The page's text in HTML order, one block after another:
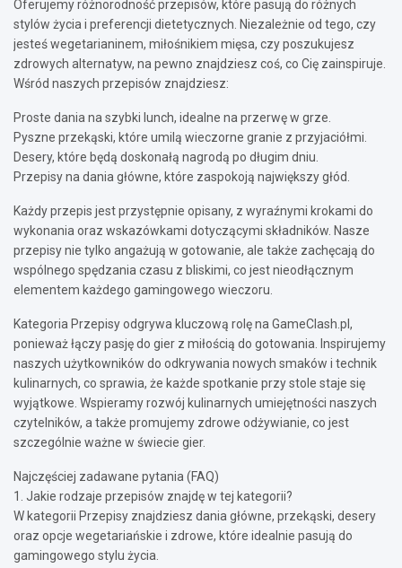
Oferujemy różnorodność przepisów, które pasują do różnych
stylów życia i preferencji dietetycznych. Niezależnie od tego, czy
jesteś wegetarianinem, miłośnikiem mięsa, czy poszukujesz
zdrowych alternatyw, na pewno znajdziesz coś, co Cię zainspiruje.
Wśród naszych przepisów znajdziesz:
Proste dania na szybki lunch, idealne na przerwę w grze.
Pyszne przekąski, które umilą wieczorne granie z przyjaciółmi.
Desery, które będą doskonałą nagrodą po długim dniu.
Przepisy na dania główne, które zaspokoją największy głód.
Każdy przepis jest przystępnie opisany, z wyraźnymi krokami do
wykonania oraz wskazówkami dotyczącymi składników. Nasze
przepisy nie tylko angażują w gotowanie, ale także zachęcają do
wspólnego spędzania czasu z bliskimi, co jest nieodłącznym
elementem każdego gamingowego wieczoru.
Kategoria Przepisy odgrywa kluczową rolę na GameClash.pl,
ponieważ łączy pasję do gier z miłością do gotowania. Inspirujemy
naszych użytkowników do odkrywania nowych smaków i technik
kulinarnych, co sprawia, że każde spotkanie przy stole staje się
wyjątkowe. Wspieramy rozwój kulinarnych umiejętności naszych
czytelników, a także promujemy zdrowe odżywianie, co jest
szczególnie ważne w świecie gier.
Najczęściej zadawane pytania (FAQ)
1. Jakie rodzaje przepisów znajdę w tej kategorii?
W kategorii Przepisy znajdziesz dania główne, przekąski, desery
oraz opcje wegetariańskie i zdrowe, które idealnie pasują do
gamingowego stylu życia.